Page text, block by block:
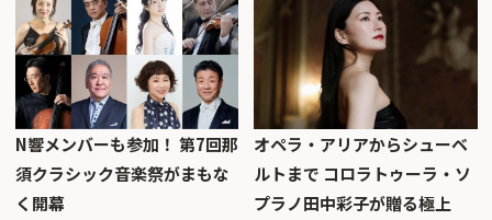
N響メンバーも参加！ 第7回那
須クラシック音楽祭がまもな
く開幕
オペラ・アリアからシューベ
ルトまで コロラトゥーラ・ソ
プラノ田中彩子が贈る極上